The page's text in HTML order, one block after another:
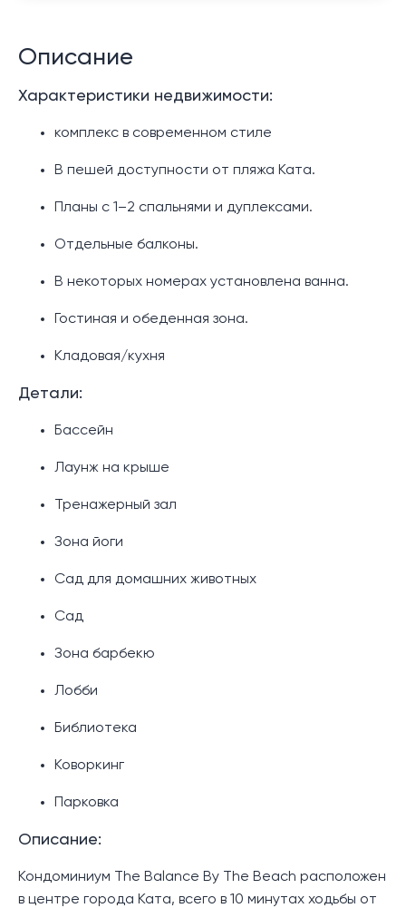
Описание
Характеристики недвижимости:
комплекс в современном стиле
В пешей доступности от пляжа Ката.
Планы с 1–2 спальнями и дуплексами.
Отдельные балконы.
В некоторых номерах установлена ванна.
Гостиная и обеденная зона.
Кладовая/кухня
Детали:
Бассейн
Лаунж на крыше
Тренажерный зал
Зона йоги
Сад для домашних животных
Сад
Зона барбекю
Лобби
Библиотека
Коворкинг
Парковка
Описание:
Кондоминиум The Balance By The Beach расположен
в центре города Ката, всего в 10 минутах ходьбы от